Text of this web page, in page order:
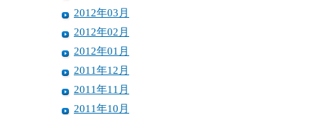
2012年03月
2012年02月
2012年01月
2011年12月
2011年11月
2011年10月